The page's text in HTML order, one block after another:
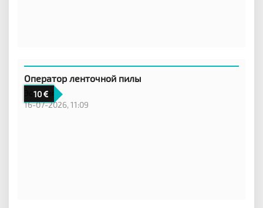
10
Оператор ленточной пилы
Эстония
16-07-2026, 11:09